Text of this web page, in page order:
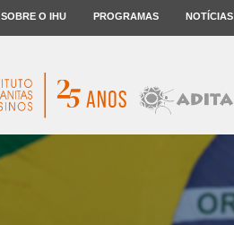
SOBRE O IHU PROGRAMAS NOTÍCIAS